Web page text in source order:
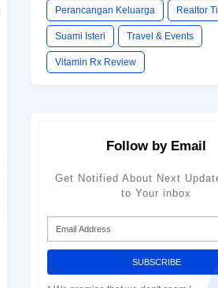
Perancangan Keluarga Realtor
Suami Isteri Travel & Events
Vitamin Rx Review
Follow by Email
Get Notified About Next
to Your inbox